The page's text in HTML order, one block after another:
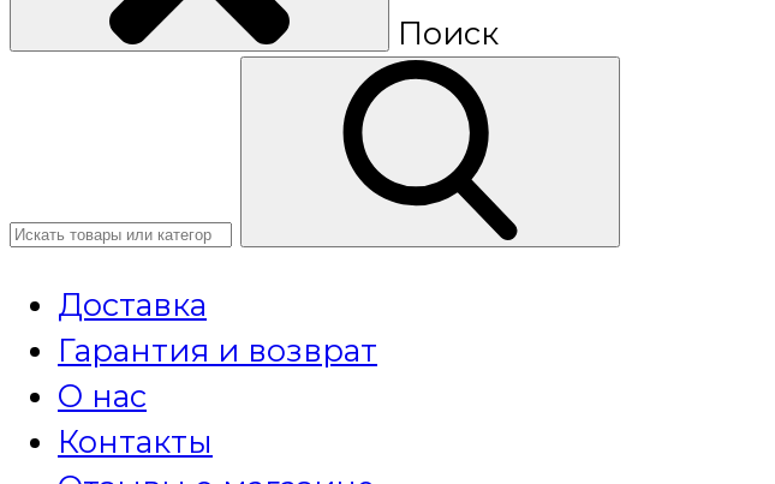
Поиск
Доставка
Гарантия и возврат
О нас
Контакты